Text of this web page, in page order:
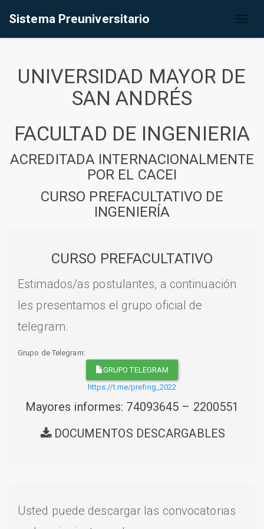
Sistema Preuniversitario
UNIVERSIDAD MAYOR DE
SAN ANDRÉS
FACULTAD DE INGENIERIA
ACREDITADA INTERNACIONALMENTE
POR EL CACEI
CURSO PREFACULTATIVO DE
INGENIERÍA
CURSO PREFACULTATIVO
Estimados/as postulantes, a continuación
les presentamos el grupo oficial de
telegram.
Grupo de Telegram:
GRUPO TELEGRAM
https://t.me/prefing_2022
Mayores informes: 74093645 – 2200551
DOCUMENTOS DESCARGABLES
Usted puede descargar las convocatorias